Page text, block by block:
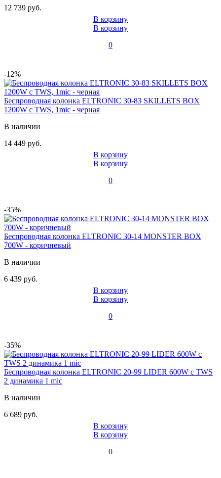
12 739 руб.
В корзину
В корзину
0
-12%
Беспроводная колонка ELTRONIC 30-83 SKILLETS BOX
1200W с TWS, 1mic - черная
В наличии
14 449 руб.
В корзину
В корзину
0
-35%
Беспроводная колонка ELTRONIC 30-14 MONSTER BOX
700W - коричневый
В наличии
6 439 руб.
В корзину
В корзину
0
-35%
Беспроводная колонка ELTRONIC 20-99 LIDER 600W с TWS
2 динамика 1 mic
В наличии
6 689 руб.
В корзину
В корзину
0